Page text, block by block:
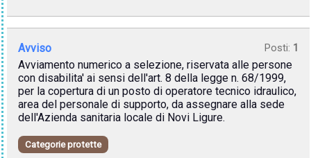
Avviso Posti: 1
Avviamento numerico a selezione, riservata alle persone
con disabilita' ai sensi dell'art. 8 della legge n. 68/1999,
per la copertura di un posto di operatore tecnico idraulico,
area del personale di supporto, da assegnare alla sede
dell'Azienda sanitaria locale di Novi Ligure.
Categorie protette